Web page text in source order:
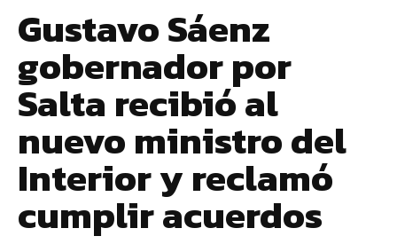
Gustavo Sáenz
gobernador por
Salta recibió al
nuevo ministro del
Interior y reclamó
cumplir acuerdos